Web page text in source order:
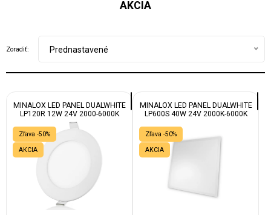
AKCIA
Zoradiť: Prednastavené
MINALOX LED PANEL DUALWHITE
LP120R 12W 24V 2000-6000K
Zľava -50%
AKCIA
MINALOX LED PANEL DUALWHITE
LP600S 40W 24V 2000K-6000K
Zľava -50%
AKCIA